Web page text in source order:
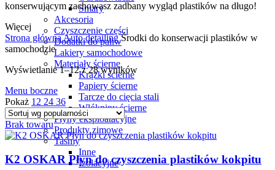
Smary
Akcesoria
Czyszczenie części
Dodatki do paliw
Lakiery samochodowe
Materiały ścierne
Krążki ścierne
Papiery ścierne
Tarcze do cięcia stali
Włókniny ścierne
Płyny eksploatacyjne
Produkty zimowe
Taśmy
Inne
Izolacyjne
konserwującym zachowasz zadbany wygląd plastików na długo!
Więcej
Strona głównaAuto detailingŚrodki do konserwacji plastików w
samochodzie
Wyświetlanie 1–12 z 28 wyników
Menu boczne
Pokaż 12 24 36
Brak towaru
K2 OSKAR Płyn do czyszczenia plastików kokpitu